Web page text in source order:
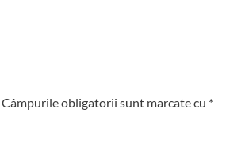
Câmpurile obligatorii sunt marcate cu *